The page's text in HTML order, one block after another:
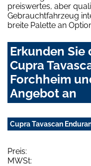
preiswertes, aber
Gebrauchtfahrzeug
breite Palette an
Erkunden
Cupra
Forchheim
Angebot an
Cupra Tavascan
Preis:
MWSt: